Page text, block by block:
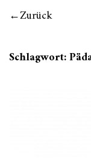
Zurück
Schlagwort: